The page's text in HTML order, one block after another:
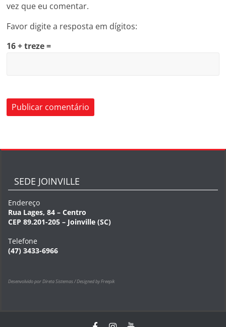
vez que eu comentar.
Favor digite a resposta em dígitos:
16 + treze =
SEDE JOINVILLE
Endereço
Rua Lages, 84 – Centro
CEP 89.201-205 – Joinville (SC)
Telefone
(47) 3433-6966
Desenvolvido por Direta Sistemas /Designed by Freepik